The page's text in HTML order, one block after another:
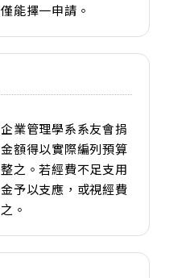
能擇一申請。
業管理學系系友會捐
額得以實際編列預算
之。若經費不足支用
予以支應，或視經費
。